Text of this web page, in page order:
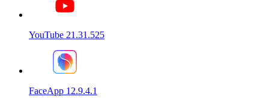
YouTube 21.31.525
FaceApp 12.9.4.1